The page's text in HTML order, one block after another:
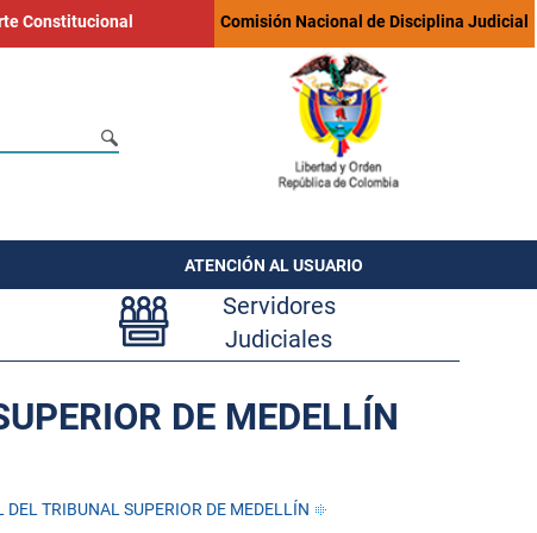
Constitucional Comisión Nacional de Disciplina Judicial
ATENCIÓN AL USUARIO
Servidores
Judiciales
DE MEDELLÍN
TRIBUNAL SUPERIOR DE MEDELLÍN